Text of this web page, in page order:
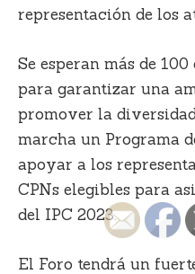
representación de los
Se esperan más de
para garantizar una
promover la
marcha un Programa
apoyar a los
CPNs elegibles para
del IPC 2023.
El Foro tendrá un